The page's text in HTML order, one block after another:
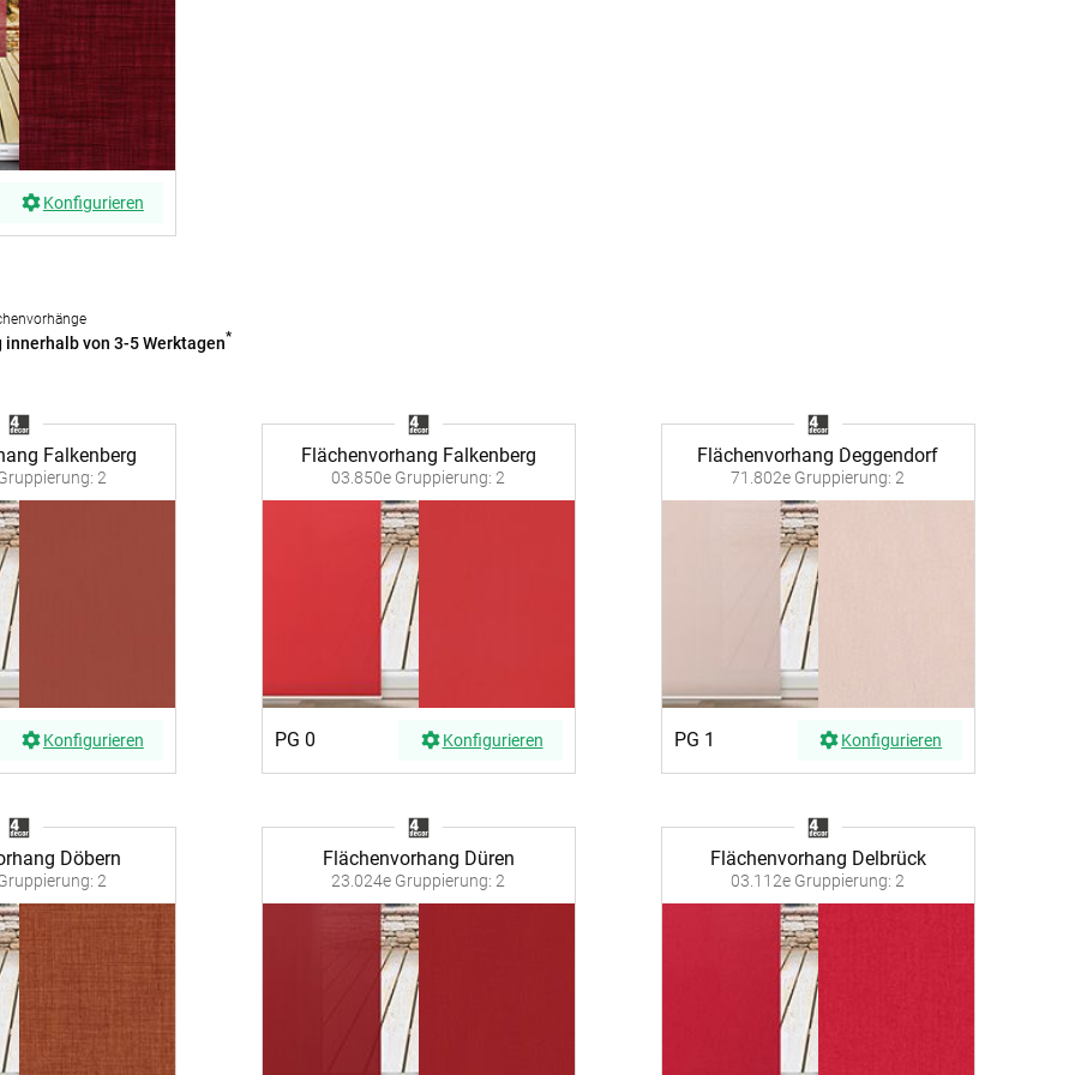
ÜBER UNS
FAQ
VERSAND
Kostenloser Musterversand
Versandinformation
Widerruf
Kreditkarte
Rechnung
Konfigurieren
von 3-5 Werktagen*
Falkenberg
2
Konfigurieren
Flächenvorhang Falkenberg
03.850e Gruppierung: 2
PG 0 Konfigurieren
Flächenvorhang Deggendorf
71.802e Gruppierung: 2
PG 1 Konfigurieren
Döbern
2
Flächenvorhang Düren
23.024e Gruppierung: 2
Flächenvorhang Delbrück
03.112e Gruppierung: 2